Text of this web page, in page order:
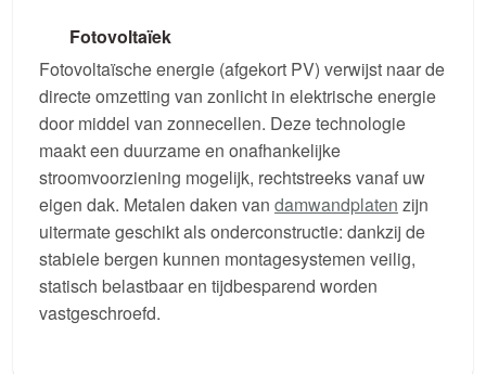
Fotovoltaïek
Fotovoltaïsche energie (afgekort PV) verwijst naar de
directe omzetting van zonlicht in elektrische energie
door middel van zonnecellen. Deze technologie
maakt een duurzame en onafhankelijke
stroomvoorziening mogelijk, rechtstreeks vanaf uw
eigen dak. Metalen daken van damwandplaten zijn
uitermate geschikt als onderconstructie: dankzij de
stabiele bergen kunnen montagesystemen veilig,
statisch belastbaar en tijdbesparend worden
vastgeschroefd.